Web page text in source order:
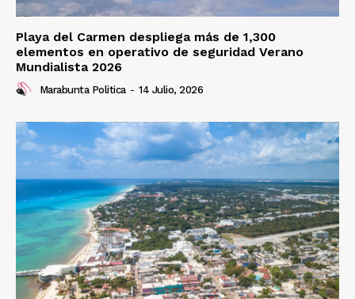
Playa del Carmen despliega más de 1,300
elementos en operativo de seguridad Verano
Mundialista 2026
Marabunta Politica - 14 Julio, 2026